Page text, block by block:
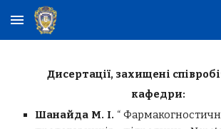
Skip to main content
Дисертації, захищені
кафедри:
Шанайда М. І. “